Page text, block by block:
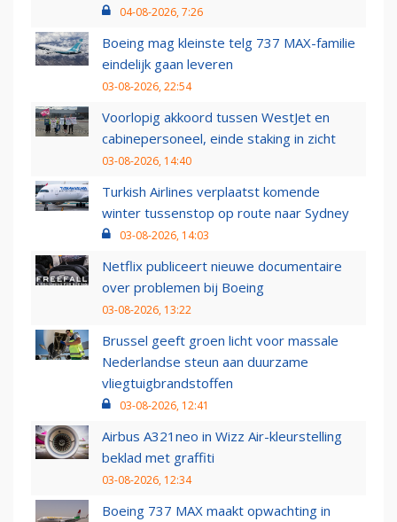
04-08-2026, 7:26
Boeing mag kleinste telg 737 MAX-familie
eindelijk gaan leveren
03-08-2026, 22:54
Voorlopig akkoord tussen WestJet en
cabinepersoneel, einde staking in zicht
03-08-2026, 14:40
Turkish Airlines verplaatst komende
winter tussenstop op route naar Sydney
03-08-2026, 14:03
Netflix publiceert nieuwe documentaire
over problemen bij Boeing
03-08-2026, 13:22
Brussel geeft groen licht voor massale
Nederlandse steun aan duurzame
vliegtuigbrandstoffen
03-08-2026, 12:41
Airbus A321neo in Wizz Air-kleurstelling
beklad met graffiti
03-08-2026, 12:34
Boeing 737 MAX maakt opwachting in